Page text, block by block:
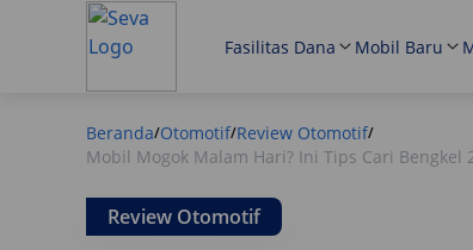
Fasilitas Dana Mobil Baru
Beranda/Otomotif/Review Otomotif/
Mobil Mogok Malam Hari? Ini Tips Cari Bengkel
Review Otomotif